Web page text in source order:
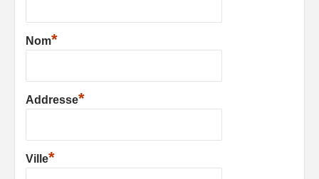
Nom*
Addresse*
Ville*